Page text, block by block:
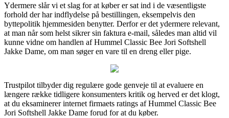
Ydermere slår vi et slag for at køber er sat ind i de væsentligste
forhold der har indflydelse på bestillingen, eksempelvis den
byttepolitik hjemmesiden benytter. Derfor er det ydermere relevant,
at man når som helst sikrer sin faktura e-mail, således man altid vil
kunne vidne om handlen af Hummel Classic Bee Jori Softshell
Jakke Dame, om man søger en vare til en dreng eller pige.
Trustpilot tilbyder dig regulære gode genveje til at evaluere en
længere række tidligere konsumenters kritik og herved er det klogt,
at du eksaminerer internet firmaets ratings af Hummel Classic Bee
Jori Softshell Jakke Dame forud for at du køber.